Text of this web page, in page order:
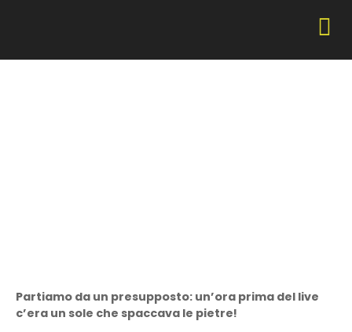
Partiamo da un presupposto: un’ora prima del live
c’era un sole che spaccava le pietre!